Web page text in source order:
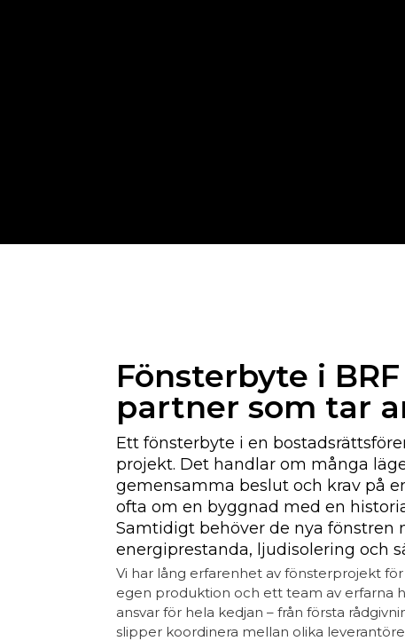
Fönsterbyte i
partner som tar
Ett fönsterbyte i en
projekt. Det handlar om många
gemensamma beslut och krav på
ofta om en byggnad med en
Samtidigt behöver de nya fönstren
energiprestanda, ljudisolering och
Vi har lång erfarenhet av fönsterprojekt för
egen produktion och ett team av erfarna
ansvar för hela kedjan – från första
slipper koordinera mellan olika